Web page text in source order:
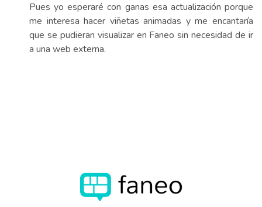
Pues yo esperaré con ganas esa actualización porque
me interesa hacer viñetas animadas y me encantaría
que se pudieran visualizar en Faneo sin necesidad de ir
a una web externa.